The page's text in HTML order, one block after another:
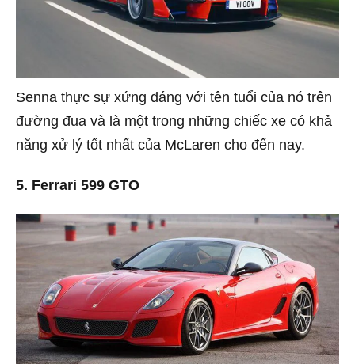
Senna thực sự xứng đáng với tên tuổi của nó trên
đường đua và là một trong những chiếc xe có khả
năng xử lý tốt nhất của McLaren cho đến nay.
5. Ferrari 599 GTO